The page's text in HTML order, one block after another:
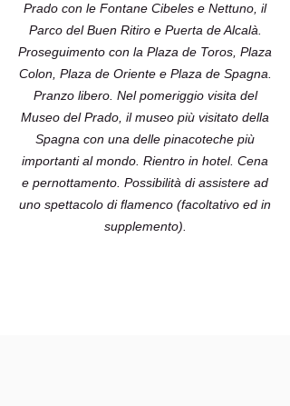
Prado con le Fontane Cibeles e Nettuno, il
Parco del Buen Ritiro e Puerta de Alcalà.
Proseguimento con la Plaza de Toros, Plaza
Colon, Plaza de Oriente e Plaza de Spagna.
Pranzo libero. Nel pomeriggio visita del
Museo del Prado, il museo più visitato della
Spagna con una delle pinacoteche più
importanti al mondo. Rientro in hotel. Cena
e pernottamento. Possibilità di assistere ad
uno spettacolo di flamenco (facoltativo ed in
supplemento).